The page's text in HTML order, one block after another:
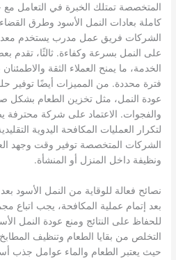
المتخصصة تمتلك الخبرة في التعامل مع
كاملة بعادات النمل الأسود وطرق
الشركات فريق عمل مدرب يستخدم
على النمل بسرعة وكفاءة. ثالثًا، تقدم
الخدمة، ما يمنح العملاء الثقة
فترة محددة. من المميزات أيضًا توفير
عودة النمل، مثل تخزين الطعام بشكل
والفجوات. الاعتماد على شركة محترفة
لتكرار العمليات المكافحة اليدوية
الشركات المتخصصة توفير وقت وجهد
ونظيفة داخل المنزل أو المنشأة.
نصائح فعالة للوقاية من النمل الأسود
بعد إتمام عملية المكافحة، يجب اتباع
للحفاظ على النتائج ومنع عودة النمل
التخلص من بقايا الطعام وتنظيف
حيث يعتبر الطعام والماء عوامل جذب